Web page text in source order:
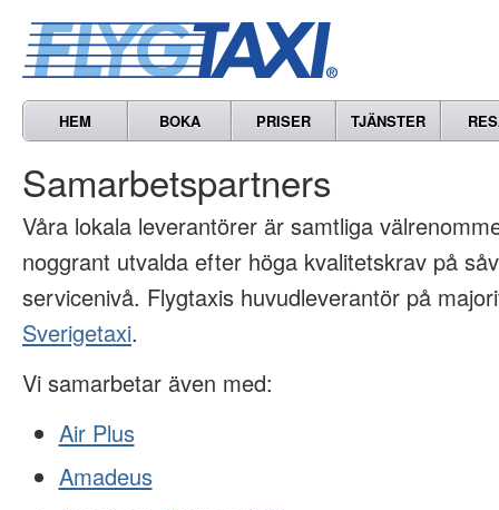
HEM BOKA PRISER TJÄNSTER
Samarbetspartners
Våra lokala leverantörer är samtliga
noggrant utvalda efter höga kvalitetskrav på
servicenivå. Flygtaxis huvudleverantör på
Sverigetaxi.
Vi samarbetar även med:
Air Plus
Amadeus